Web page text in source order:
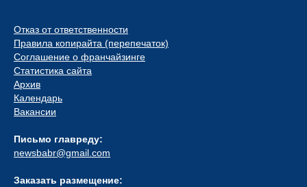
Отказ от ответственности
Правила копирайта (перепечаток)
Соглашение о франчайзинге
Статистика сайта
Архив
Календарь
Вакансии
Письмо главреду:
newsbabr@gmail.com
Заказать размещение: